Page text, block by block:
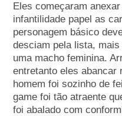
Eles começaram
infantilidade papel as
personagem básico
desciam pela lista,
uma macho feminina.
entretanto eles abancar
homem foi sozinho de
game foi tão atraente
foi abalado com